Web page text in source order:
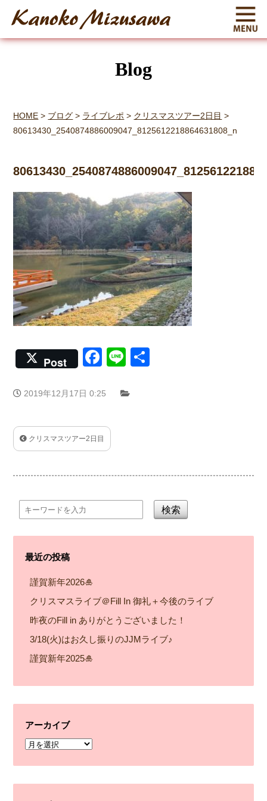
Blog
HOME > ブログ > ライブレポ > クリスマスツアー2日目 >
80613430_2540874886009047_8125612218864631808_n
Post Facebook
Line
2019年12月17日 0:25
クリスマスツアー2日目
検索
最近の投稿
謹賀新年2026🎍
クリスマスライブ＠Fill In 御礼＋今後のライブ
昨夜のFill in ありがとうございました！
3/18(火)はお久し振りのJJMライブ♪
謹賀新年2025🎍
アーカイブ
ア
カ